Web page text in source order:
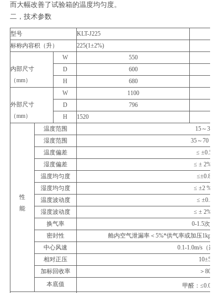
而大幅改善了试验箱的温度均匀度。
二，技术参数
型号
KLT-J225
标称内容积（升）
225(1±2%)
内部尺寸
（mm）
W
550
D
600
H
680
外部尺寸
（mm）
W
1100
D
796
H
1520
性
能
温度范围
15～30 ℃
湿度范围
35～70 %
温度偏差
≤ ±0.5 ℃
湿度偏差
≤ ± 2% RH
温度均匀度
≤±0.8 ℃
湿度均匀度
≤ ±2 % RH
温度波动度
≤ ±0.5℃
湿度波动度
≤ ± 2% RH
换气率
0-1.5次/小
密封性
舱内空气泄漏率＜5%*供气率或加压1kpa
中心风速
0.1-1.0m/s（连
相对正压
10±5pa
加标回收率
＞80%
本底值
甲醛：